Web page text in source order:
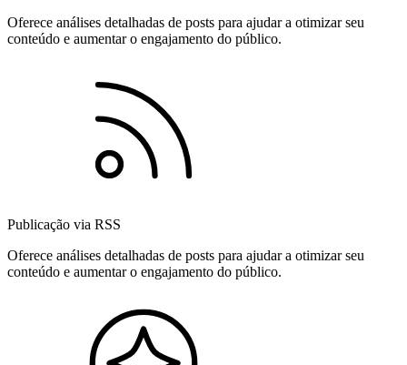
Oferece análises detalhadas de posts para ajudar a otimizar seu
conteúdo e aumentar o engajamento do público.
Publicação via RSS
Oferece análises detalhadas de posts para ajudar a otimizar seu
conteúdo e aumentar o engajamento do público.